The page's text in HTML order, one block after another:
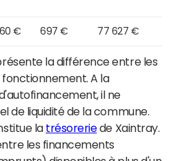
€ 697 € 77 627 €
la différence entre les
A la
il ne
de liquidité de la commune.
la trésoreriede Xaintray.
les financements